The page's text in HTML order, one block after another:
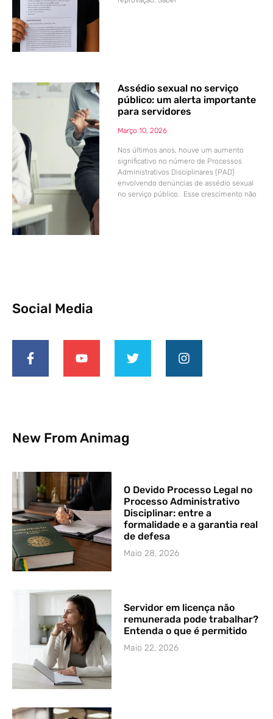
Assédio sexual no serviço
público: um alerta importante
para servidores
Março 10, 2026
Nos últimos anos, houve um aumento
significativo no número de Processos
Administrativos Disciplinares (PAD)
envolvendo denúncias de assédio sexual
no serviço público. Esse crescimento não
Social Media
New From Animag
O Devido Processo Legal no
Processo Administrativo
Disciplinar: entre a
formalidade e a garantia real
de defesa
Maio 28, 2026
Servidor em licença não
remunerada pode trabalhar?
Entenda o que é permitido
Maio 22, 2026